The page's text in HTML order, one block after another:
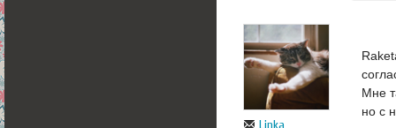
Linka
Мне
но с